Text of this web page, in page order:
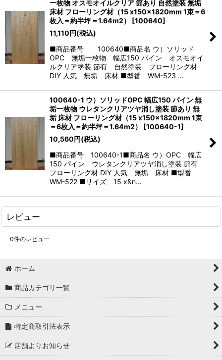
一枚物 オスモオイルクリア 節あり 自然塗装 無垢
床材 フローリング材（15 x150x1820mm 1束＝6
枚入＝約半坪＝1.64m2）
[100640]
11,110円(税込)
■商品番号 100640■商品名 ウ）ソリッド
OPC 無垢一枚物 幅広150 パイン オスモオイ
ルクリア塗装 節有 自然塗装 フローリング材
DIY 人気 無垢 床材 ■型番 WM-523 …
100640-1 ウ）ソリッドOPC 幅広150 パイン 無
垢一枚物 ウレタンクリアツヤ消し塗装 節あり 無
垢 床材 フローリング材（15 x150x1820mm 1束
＝6枚入＝約半坪＝1.64m2）
[100640-1]
10,560円(税込)
■商品番号 100640-1■商品名 ウ）OPC 幅広
150 パイン ウレタンクリアツヤ消し塗装 節有
フローリング材 DIY 人気 無垢 床材 ■型番
WM-522 ■サイズ 15 x&n…
レビュー
0件のレビュー
ホーム
商品カテゴリ一覧
メニュー
特定商取引法表示
店舗よりお知らせ